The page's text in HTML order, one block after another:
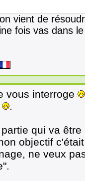
vient de
fois vas dans
vous interroge
.
qui va
objectif
ne veux